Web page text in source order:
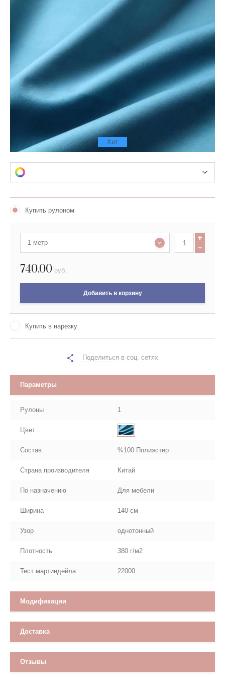
Хит
Купить рулоном
1 метр
740.00 руб.
Добавить в корзину
Купить в нарезку
Поделиться в соц. сетях
Параметры
Рулоны 1
Цвет
Состав %100 Полиэстер
Страна производителя Китай
По назначению Для мебели
Ширина 140 см
Узор однотонный
Плотность 380 г/м2
Тест мартиндейла 22000
Модификации
Доставка
Отзывы